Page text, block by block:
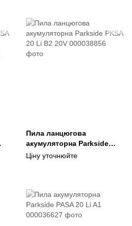
Пила ланцюгова
акумуляторна Parkside
PKSA 20 Li B2 20V
Ціну уточнюйте